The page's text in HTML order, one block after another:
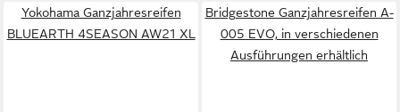
Yokohama Ganzjahresreifen
BLUEARTH 4SEASON AW21 XL
Bridgestone Ganzjahresreifen A-
005 EVO, in verschiedenen
Ausführungen erhältlich